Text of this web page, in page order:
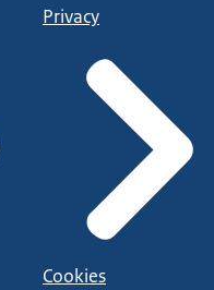
Privacy
Cookies